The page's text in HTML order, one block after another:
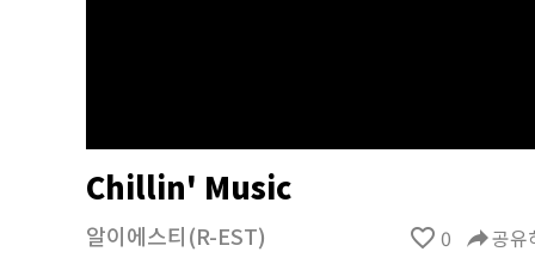
Chillin' Music
알이에스티(R-EST) favorite_border 0 reply공유